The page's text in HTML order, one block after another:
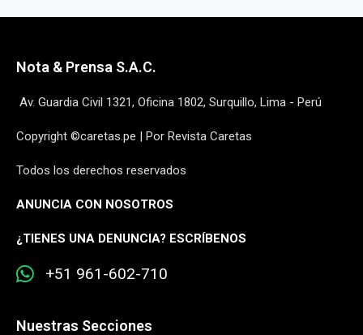
Nota & Prensa S.A.C.
Av. Guardia Civil 1321, Oficina 1802, Surquillo, Lima - Perú
Copyright ©caretas.pe | Por Revista Caretas
Todos los derechos reservados
ANUNCIA CON NOSOTROS
¿TIENES UNA DENUNCIA? ESCRÍBENOS
+51 961-602-710
Nuestras Secciones